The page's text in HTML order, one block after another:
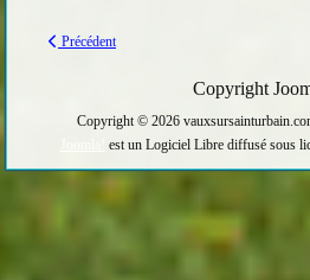
Précédent
Copyright
Copyright © 2026
est un Logiciel Libre diffusé sous